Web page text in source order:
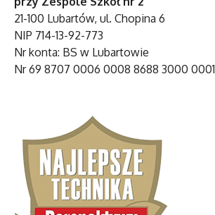
21-100 Lubartów, ul. Chopina 6
NIP 714-13-92-773
Nr konta: BS w Lubartowie
Nr 69 8707 0006 0008 8688 3000 0001